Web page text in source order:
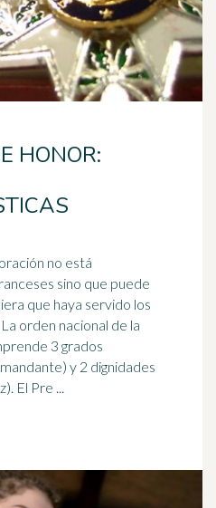
HONOR:
sino que puede
que haya servido los
intereses de Francia. La orden nacional de la
3 grados
y 2 dignidades
El Pre ...